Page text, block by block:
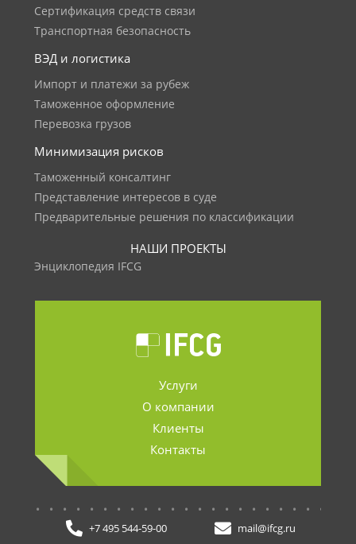
Сертификация средств связи
Транспортная безопасность
ВЭД и логистика
Импорт и платежи за рубеж
Таможенное оформление
Перевозка грузов
Минимизация рисков
Таможенный консалтинг
Представление интересов в суде
Предварительные решения по классификации
НАШИ ПРОЕКТЫ
Энциклопедия IFCG
Услуги
О компании
Клиенты
Контакты
+7 495 544-59-00 mail@ifcg.ru